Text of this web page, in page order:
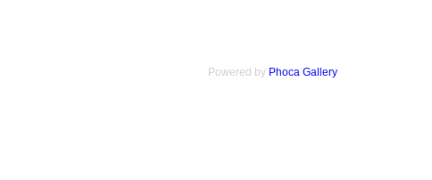
Powered by Phoca Gallery